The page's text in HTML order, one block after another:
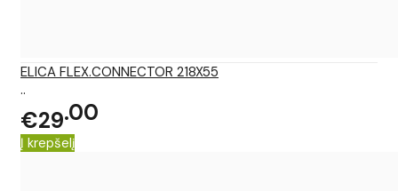
ELICA FLEX.CONNECTOR 218X55
..
€29 00
Į krepšelį